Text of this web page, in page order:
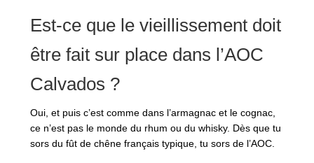
Est-ce que le vieillissement doit
être fait sur place dans l’AOC
Calvados ?
Oui, et puis c’est comme dans l’armagnac et le cognac,
ce n’est pas le monde du rhum ou du whisky. Dès que tu
sors du fût de chêne français typique, tu sors de l’AOC.